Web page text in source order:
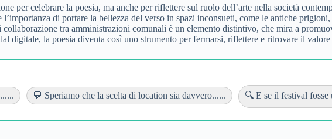
per celebrare la poesia, ma anche per riflettere sul ruolo dell’arte nella società
di portare la bellezza del verso in spazi inconsueti, come le antiche
tra amministrazioni comunali è un elemento distintivo, che mira a
digitale, la poesia diventa così uno strumento per fermarsi, riflettere e ritrovare il
💬 Speriamo che la scelta di location sia davvero...... 🔍 E se il festival